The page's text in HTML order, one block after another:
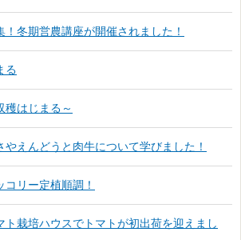
！冬期営農講座が開催されました！
る
穫はじまる～
やえんどうと肉牛について学びました！
リー定植順調！
ト栽培ハウスでトマトが初出荷を迎えまし